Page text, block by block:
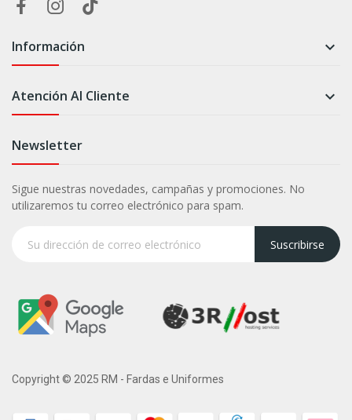
Información 
Atención Al Cliente 
Newsletter
Sigue nuestras novedades, campañas y promociones. No
utilizaremos tu correo electrónico para spam.
Suscribirse
Copyright © 2025 RM - Fardas e Uniformes